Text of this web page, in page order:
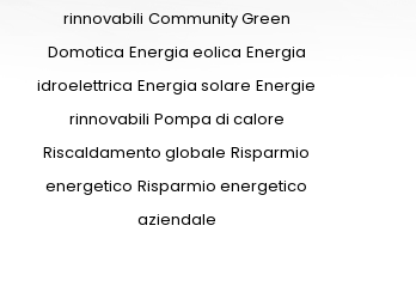
rinnovabili Community Green
Domotica Energia eolica Energia
idroelettrica Energia solare Energie
rinnovabili Pompa di calore
Riscaldamento globale Risparmio
energetico Risparmio energetico
aziendale